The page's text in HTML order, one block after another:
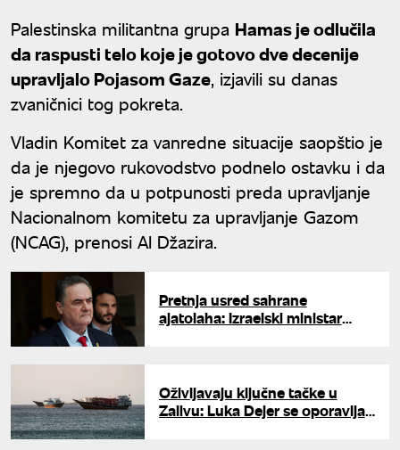
Palestinska militantna grupa Hamas je odlučila
da raspusti telo koje je gotovo dve decenije
upravljalo Pojasom Gaze, izjavili su danas
zvaničnici tog pokreta.
Vladin Komitet za vanredne situacije saopštio je
da je njegovo rukovodstvo podnelo ostavku i da
je spremno da u potpunosti preda upravljanje
Nacionalnom komitetu za upravljanje Gazom
(NCAG), prenosi Al Džazira.
Pretnja usred sahrane
ajatolaha: Izraelski ministar
Oživljavaju ključne tačke u
Zalivu: Luka Dejer se oporavlja